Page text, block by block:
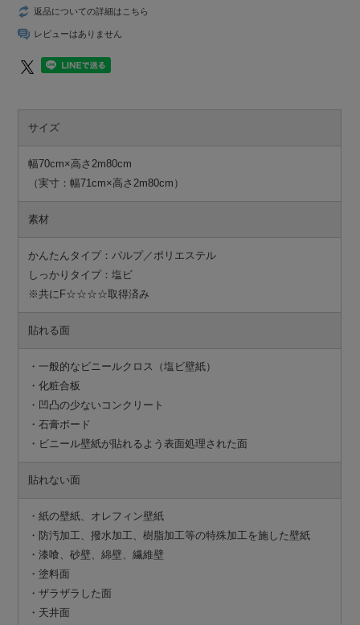
返品についての詳細はこちら
レビューはありません
サイズ
幅70cm×高さ2m80cm
（実寸：幅71cm×高さ2m80cm）
素材
かんたんタイプ：パルプ／ポリエステル
しっかりタイプ：塩ビ
※共にF☆☆☆☆取得済み
貼れる面
・一般的なビニールクロス（塩ビ壁紙）
・化粧合板
・凹凸の少ないコンクリート
・石膏ボード
・ビニール壁紙が貼れるよう表面処理された面
貼れない面
・紙の壁紙、オレフィン壁紙
・防汚加工、撥水加工、樹脂加工等の特殊加工を施した壁紙
・漆喰、砂壁、綿壁、繊維壁
・塗料面
・ザラザラした面
・天井面